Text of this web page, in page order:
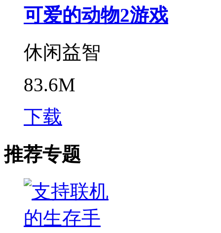
可爱的动物2游戏
休闲益智
83.6M
下载
推荐专题